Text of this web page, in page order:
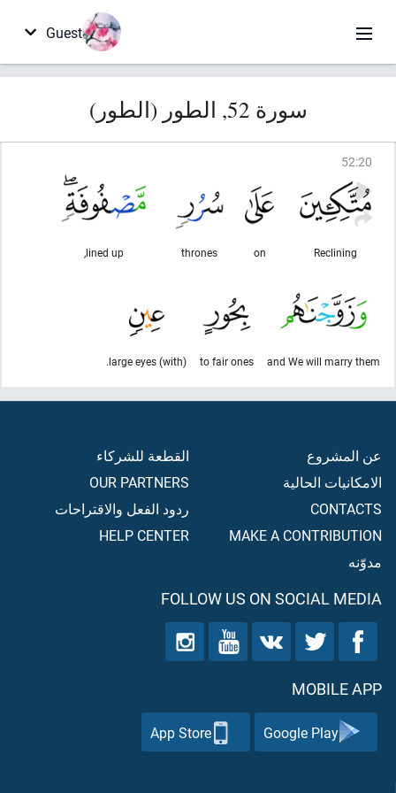
Guest
سورة 52, الطور (الطور)
52:20
Reclining
on
thrones
lined up,
and We will marry them
to fair ones
(with) large eyes.
عن المشروع
الامكانيات الحالية
CONTACTS
MAKE A CONTRIBUTION
مدوّنه
القطعة للشركاء
OUR PARTNERS
ردود الفعل والاقتراحات
HELP CENTER
FOLLOW US ON SOCIAL MEDIA
MOBILE APP
Google Play
App Store